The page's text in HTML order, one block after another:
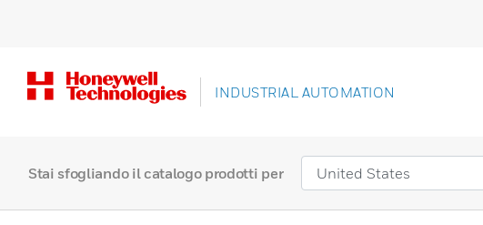
INDUSTRIAL AUTOMATION
Stai sfogliando il catalogo prodotti per